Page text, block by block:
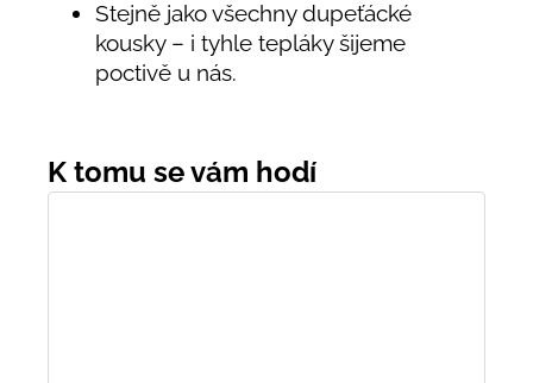
Stejně jako všechny dupeťácké
kousky – i tyhle tepláky šijeme
poctivě u nás.